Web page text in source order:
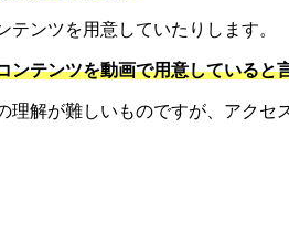
ンツを用意していたりします。
ンテンツを動画で用意していると
解が難しいものですが、アク